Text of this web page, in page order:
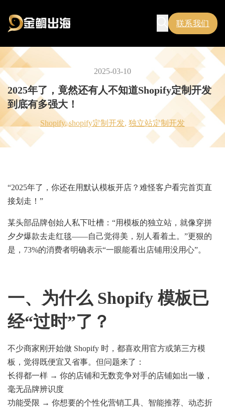
联系我们
2025-03-10
2025年了，竟然还有人不知道Shopify定制开发
到底有多强大！
Shopify,shopify定制开发, 独立站定制开发
“2025年了，你还在用默认模板开店？难怪客户看完首页直
接划走！”
某头部品牌创始人私下吐槽：“用模板的独立站，就像穿拼
夕夕爆款去走红毯——自己觉得美，别人看着土。”更狠的
是，73%的消费者明确表示“一眼能看出店铺用没用心”。
一、为什么 Shopify 模板已
经“过时”了？
不少商家刚开始做 Shopify 时，都喜欢用官方或第三方模
板，觉得既便宜又省事。但问题来了：
长得都一样 → 你的店铺和无数竞争对手的店铺如出一辙，
毫无品牌辨识度
功能受限 → 你想要的个性化营销工具、智能推荐、动态折